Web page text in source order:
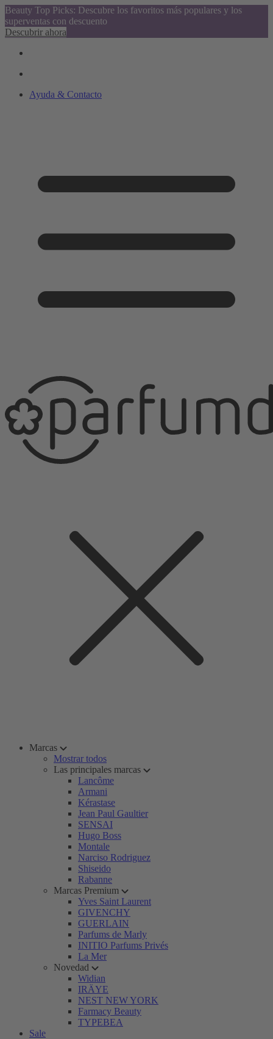
Beauty Top Picks: Descubre los favoritos más populares y los
superventas con descuento
Descubrir ahora
Ayuda & Contacto
Marcas
Mostrar todos
Las principales marcas
Lancôme
Armani
Kérastase
Jean Paul Gaultier
SENSAI
Hugo Boss
Montale
Narciso Rodriguez
Shiseido
Rabanne
Marcas Premium
Yves Saint Laurent
GIVENCHY
GUERLAIN
Parfums de Marly
INITIO Parfums Privés
La Mer
Novedad
Widian
IRÄYE
NEST NEW YORK
Farmacy Beauty
TYPEBEA
Sale